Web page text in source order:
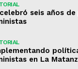
seis años
en La